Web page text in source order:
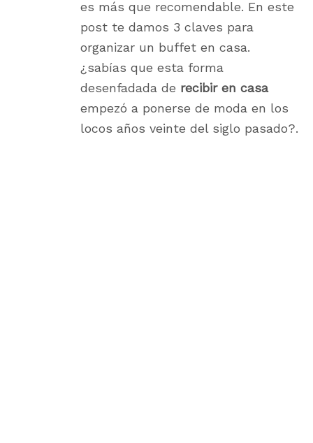
es más que recomendable. En este
post te damos 3 claves para
organizar un buffet en casa.
¿sabías que esta forma
desenfadada de recibir en casa
empezó a ponerse de moda en los
locos años veinte del siglo pasado?.